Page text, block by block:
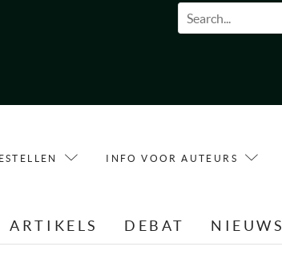
Zoekveld
INFO VOOR AUTEURS
ARTIKELS DEBAT NIEUWS